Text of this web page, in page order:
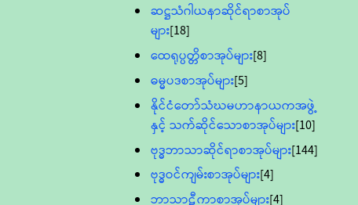
ဆဋ္ဌသံဂါယနာဆိုင်ရာစာအုပ်
များ[18]
ထေရုပ္ပတ္တိစာအုပ်များ[8]
ဓမ္မပဒစာအုပ်များ[5]
နိုင်ငံတော်သံဃမဟာနာယကအဖွဲ့
နှင့် သက်ဆိုင်သောစာအုပ်များ[10]
ဗုဒ္ဓဘာသာဆိုင်ရာစာအုပ်များ[144]
ဗုဒ္ဓဝင်ကျမ်းစာအုပ်များ[4]
ဘာသာဋီကာစာအုပ်များ[4]